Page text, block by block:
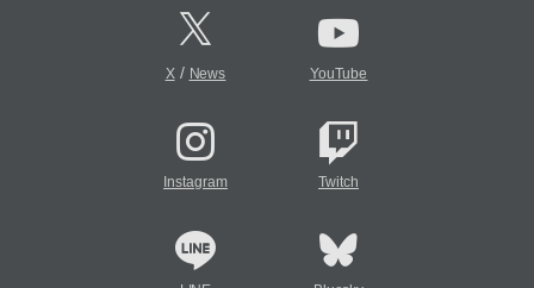
X/ News YouTube
Instagram Twitch